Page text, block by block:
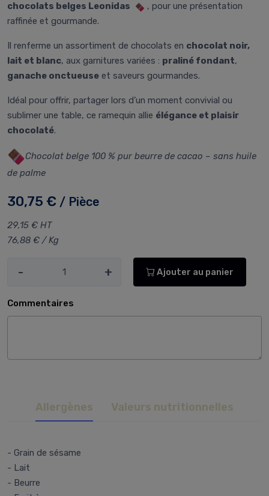
chocolats belges Leonidas
, pour une présentation
raffinée et gourmande.
Il renferme un assortiment de chocolats en chocolat noir,
lait et blanc, aux garnitures variées : praliné fondant,
ganache onctueuse et saveurs gourmandes.
Idéal pour offrir, partager lors d’un moment convivial ou
sublimer une table, ce ramequin allie élégance et plaisir
chocolaté.
Chocolat belge 100 % pur beurre de cacao – sans huile
de palme
30,75 € / Pièce
29,15 € HT
76,88 € / Kg
- + Ajouter au panier
Commentaires
Allergènes Valeurs nutritionnelles
- Grain de sésame
- Lait
- Beurre